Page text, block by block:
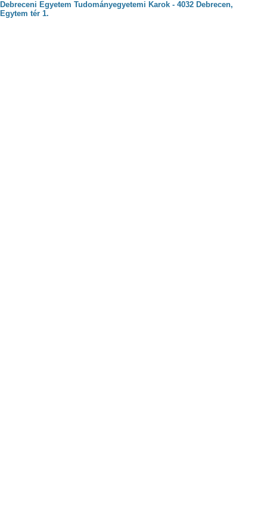
Debreceni Egyetem Tudományegyetemi Karok - 4032 Debrecen,
Egytem tér 1.